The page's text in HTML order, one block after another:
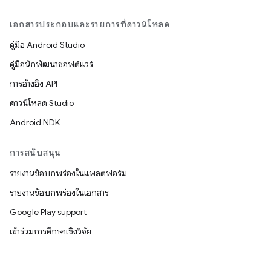
เอกสารประกอบและรายการที่ดาวน์โหลด
คู่มือ Android Studio
คู่มือนักพัฒนาซอฟต์แวร์
การอ้างอิง API
ดาวน์โหลด Studio
Android NDK
การสนับสนุน
รายงานข้อบกพร่องในแพลตฟอร์ม
รายงานข้อบกพร่องในเอกสาร
Google Play support
เข้าร่วมการศึกษาเชิงวิจัย